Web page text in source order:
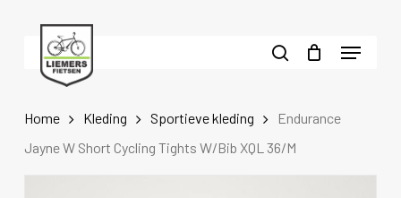
Menu
Home Kleding Sportieve kleding
Endurance
Jayne W Short Cycling Tights W/Bib XQL 36/M